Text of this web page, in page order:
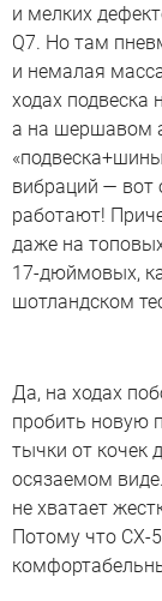
и мелких
Q7. Но там
и немалая
ходах подвеска
а на шершавом
вибраций — вот
работают!
даже на
17-дюймовых,
шотландском
Да, на ходах
пробить новую
тычки от кочек
осязаемом
не хватает
Потому что CX-